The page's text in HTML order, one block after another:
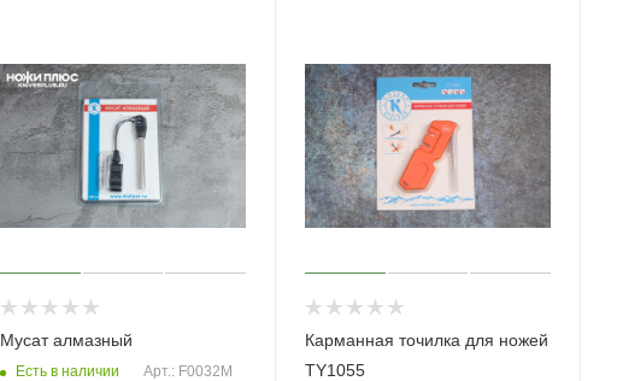
Мусат алмазный
Есть в наличии Арт.: F0032M
Карманная точилка для ножей
TY1055